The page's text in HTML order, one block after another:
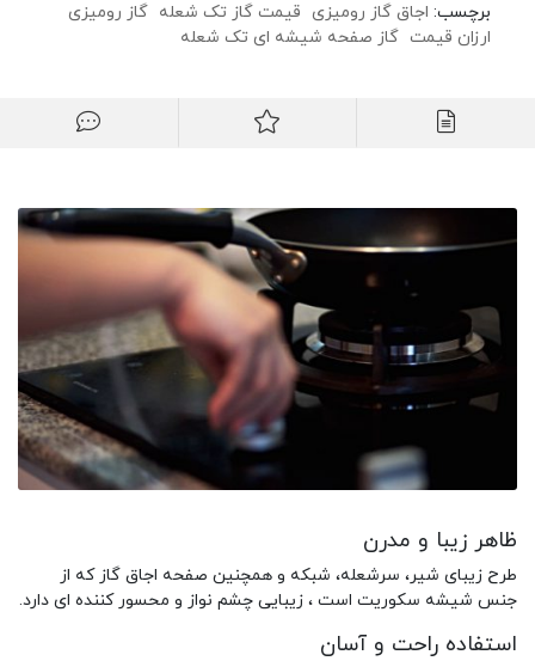
برچسب: اجاق گاز رومیزی قیمت گاز تک شعله گاز رومیزی
ارزان قیمت گاز صفحه شیشه ای تک شعله
ظاهر زیبا و مدرن
طرح زیبای شیر، سرشعله، شبکه و همچنین صفحه اجاق گاز که از
جنس شیشه سکوریت است ، زیبایی چشم نواز و محسور کننده ای دارد.
استفاده راحت و آسان